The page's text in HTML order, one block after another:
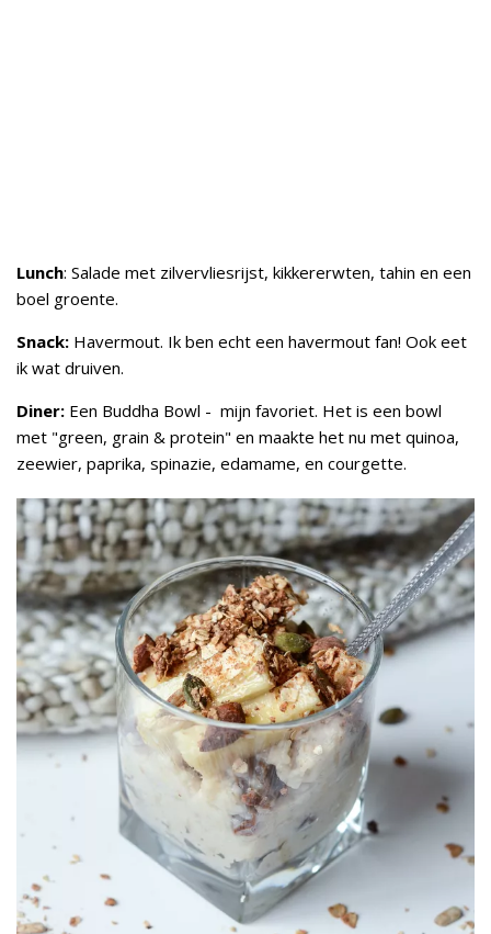
Lunch: Salade met zilvervliesrijst, kikkererwten, tahin en een
boel groente.
Snack: Havermout. Ik ben echt een havermout fan! Ook eet
ik wat druiven.
Diner: Een Buddha Bowl - mijn favoriet. Het is een bowl
met "green, grain & protein" en maakte het nu met quinoa,
zeewier, paprika, spinazie, edamame, en courgette.